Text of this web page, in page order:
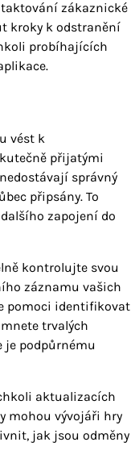
zákaznické
kroky k odstranění
probíhajících
vést k
přijatými
správný
připsány. To
zapojení do
kontrolujte svou
záznamu vašich
pomoci identifikovat
trvalých
je podpůrnému
aktualizacích
mohou vývojáři hry
jak jsou odměny